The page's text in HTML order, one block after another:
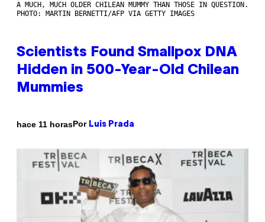
A MUCH, MUCH OLDER CHILEAN MUMMY THAN THOSE IN QUESTION.
PHOTO: MARTIN BERNETTI/AFP VIA GETTY IMAGES
Scientists Found Smallpox DNA
Hidden in 500-Year-Old Chilean
Mummies
hace 11 horasPor Luis Prada